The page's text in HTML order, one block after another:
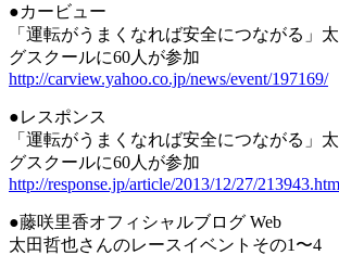
●カービュー
「運転がうまくなれば安全につながる」
グスクールに60人が参加
http://carview.yahoo.co.jp/news/event/197169/
●レスポンス
「運転がうまくなれば安全につながる」
グスクールに60人が参加
http://response.jp/article/2013/12/27/
●藤咲里香オフィシャルブログ Web
太田哲也さんのレースイベントその1〜4